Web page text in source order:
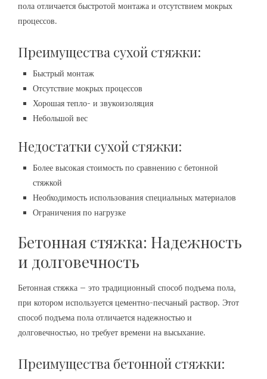
пола отличается быстротой монтажа и отсутствием мокрых
процессов.
Преимущества сухой стяжки:
Быстрый монтаж
Отсутствие мокрых процессов
Хорошая тепло- и звукоизоляция
Небольшой вес
Недостатки сухой стяжки:
Более высокая стоимость по сравнению с бетонной
стяжкой
Необходимость использования специальных материалов
Ограничения по нагрузке
Бетонная стяжка: Надежность
и долговечность
Бетонная стяжка – это традиционный способ подъема пола,
при котором используется цементно-песчаный раствор. Этот
способ подъема пола отличается надежностью и
долговечностью, но требует времени на высыхание.
Преимущества бетонной стяжки: